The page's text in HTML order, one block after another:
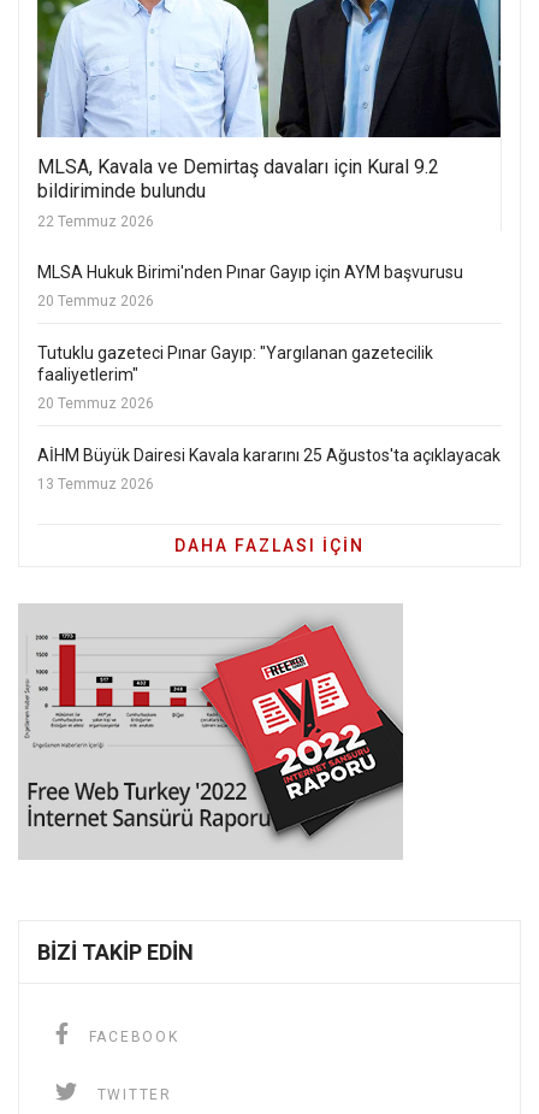
MLSA, Kavala ve Demirtaş davaları için Kural 9.2
bildiriminde bulundu
22 Temmuz 2026
MLSA Hukuk Birimi'nden Pınar Gayıp için AYM başvurusu
20 Temmuz 2026
Tutuklu gazeteci Pınar Gayıp: "Yargılanan gazetecilik
faaliyetlerim"
20 Temmuz 2026
AİHM Büyük Dairesi Kavala kararını 25 Ağustos'ta açıklayacak
13 Temmuz 2026
DAHA FAZLASI IÇIN
BIZI TAKIP EDIN
FACEBOOK
TWITTER